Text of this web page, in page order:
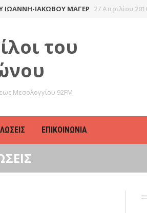
ΙΑΚΏΒΟΥ ΜΆΓΕΡ 27 Απριλίου 2016
του
Μεσολογγίου 92FM
ΕΠΙΚΟΙΝΩΝΊΑ